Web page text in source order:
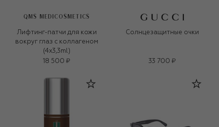
QMS MEDICOSMETICS
Лифтинг-патчи для кожи
вокруг глаз с коллагеном
(4x3,3ml)
18 500 ₽
Солнцезащитные очки
33 700 ₽